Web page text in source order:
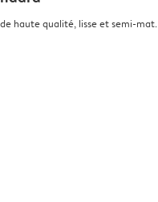
haute qualité, lisse et semi-mat.